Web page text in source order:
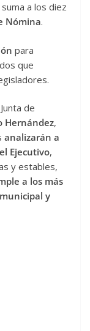
a los diez
Nómina.
para
que
de
Hernández,
analizarán a
Ejecutivo,
y estables,
a los más
y